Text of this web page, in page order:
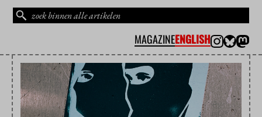
MAGAZINEENGLISH